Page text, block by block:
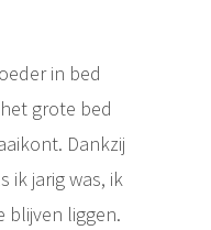
in bed
grote bed
Dankzij
ik jarig was, ik
blijven liggen.